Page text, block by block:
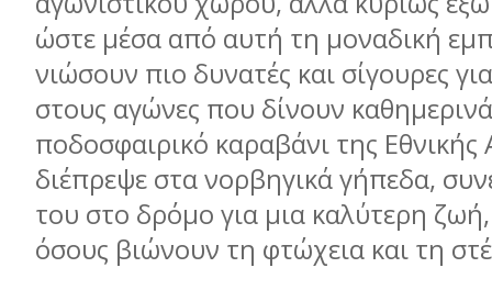
ώστε μέσα από αυτή τη μοναδική
νιώσουν πιο δυνατές και σίγουρες
στους αγώνες που δίνουν
ποδοσφαιρικό καραβάνι της
διέπρεψε στα νορβηγικά γήπεδα,
του στο δρόμο για μια καλύτερη
όσους βιώνουν τη φτώχεια και τη